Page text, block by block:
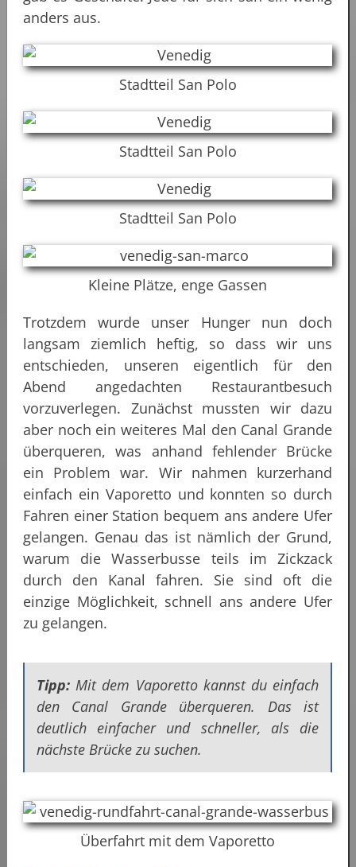
anders aus.
Stadtteil San Polo
Stadtteil San Polo
Stadtteil San Polo
Kleine Plätze, enge Gassen
Trotzdem wurde unser Hunger nun doch
langsam ziemlich heftig, so dass wir uns
entschieden, unseren eigentlich für den
Abend angedachten Restaurantbesuch
vorzuverlegen. Zunächst mussten wir dazu
aber noch ein weiteres Mal den Canal Grande
überqueren, was anhand fehlender Brücke
ein Problem war. Wir nahmen kurzerhand
einfach ein Vaporetto und konnten so durch
Fahren einer Station bequem ans andere Ufer
gelangen. Genau das ist nämlich der Grund,
warum die Wasserbusse teils im Zickzack
durch den Kanal fahren. Sie sind oft die
einzige Möglichkeit, schnell ans andere Ufer
zu gelangen.
Tipp: Mit dem Vaporetto kannst du einfach
den Canal Grande überqueren. Das ist
deutlich einfacher und schneller, als die
nächste Brücke zu suchen.
Überfahrt mit dem Vaporetto